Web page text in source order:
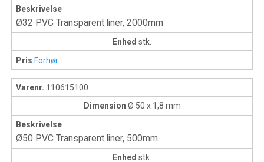
Beskrivelse
Ø32 PVC Transparent liner, 2000mm
Enhed stk.
Pris Forhør
Varenr. 110615100
Dimension Ø 50 x 1,8 mm
Beskrivelse
Ø50 PVC Transparent liner, 500mm
Enhed stk.